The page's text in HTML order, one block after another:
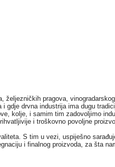
pragova,
gdje drvna industrija ima dugu
kolje, i samim tim zadovoljimo
i troškovno povoljne
S tim u vezi, uspiješno
i finalnog proizvoda, za šta